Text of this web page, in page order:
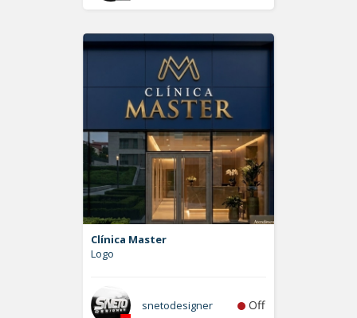
Clínica Master
Logo
snetodesigner Off